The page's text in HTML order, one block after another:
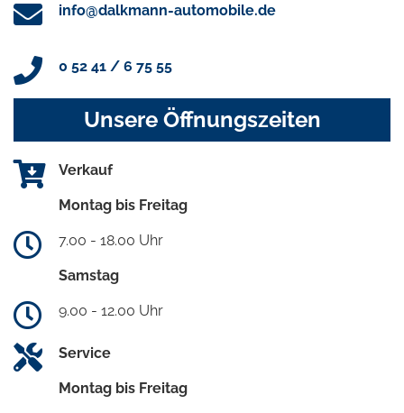
info@dalkmann-automobile.de
0 52 41 / 6 75 55
Unsere Öffnungszeiten
Verkauf
Montag bis Freitag
7.00 - 18.00 Uhr
Samstag
9.00 - 12.00 Uhr
Service
Montag bis Freitag